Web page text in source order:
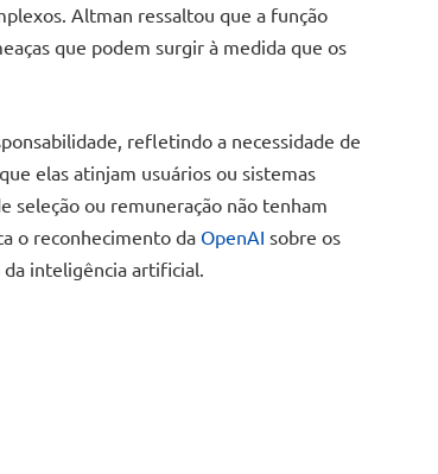
Altman ressaltou que a função
que podem surgir à medida que os
refletindo a necessidade de
elas atinjam usuários ou sistemas
seleção ou remuneração não tenham
o reconhecimento da OpenAI sobre os
inteligência artificial.